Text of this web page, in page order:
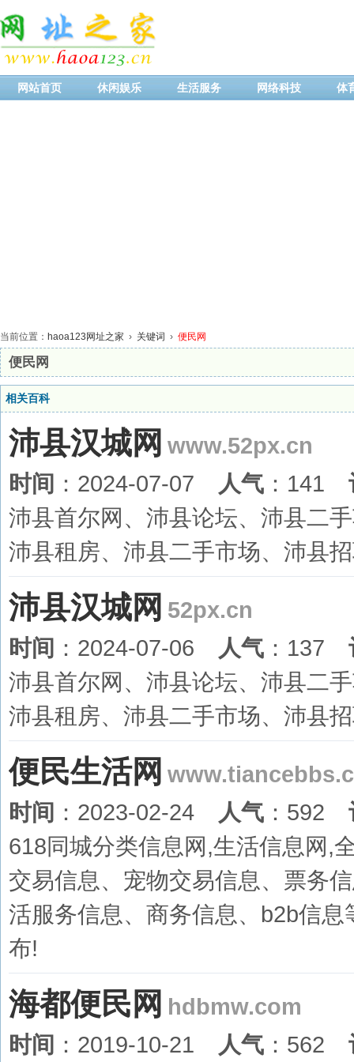
网站首页 休闲娱乐 生活服务 网络科技 体
当前位置： haoa123网址之家 › 关键词 › 便民网
便民网
相关百科
沛县汉城网 www.52px.cn
时间 ：2024-07-07 人气 ：141
沛县首尔网、沛县论坛、沛县二
沛县租房、沛县二手市场、沛县
沛县汉城网 52px.cn
时间 ：2024-07-06 人气 ：137
沛县首尔网、沛县论坛、沛县二
沛县租房、沛县二手市场、沛县
便民生活网
时间 ：2023-02-24 人气 ：592
618同城分类信息网,生活信息网,
交易信息、宠物交易信息、票务
活服务信息、商务信息、b2b信
布!
海都便民网 hdbmw.com
时间 ：2019-10-21 人气 ：562